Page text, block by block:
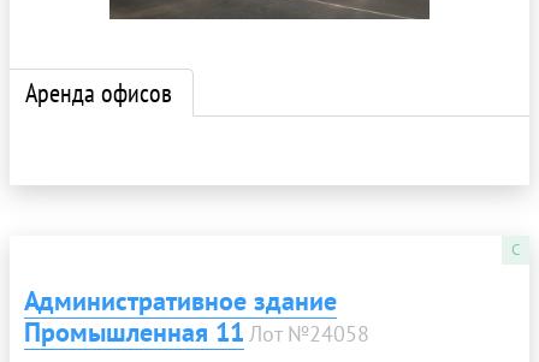
Аренда офисов
C
Административное здание
Промышленная 11 Лот №24058